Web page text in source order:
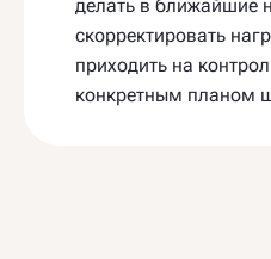
делать в ближайшие
скорректировать
приходить на
конкретным планом